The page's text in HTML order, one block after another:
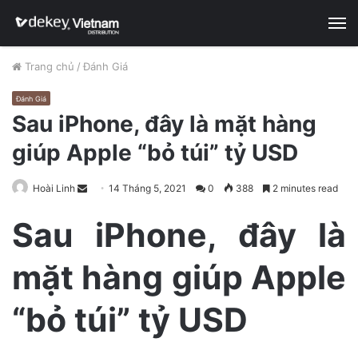
Trang chủ / Đánh Giá
Đánh Giá
Sau iPhone, đây là mặt hàng
giúp Apple “bỏ túi” tỷ USD
Hoài Linh
a
m
14 Tháng 5, 2021 0 388 2 minutes read
Sau iPhone, đây là
mặt hàng giúp Apple
“bỏ túi” tỷ USD